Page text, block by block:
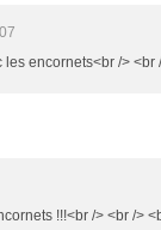
encornets<br /> <br
!!!<br /> <br />